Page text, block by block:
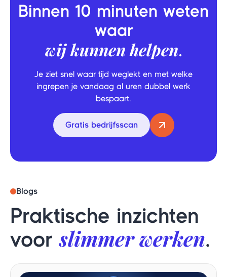
Binnen 10 minuten weten
waar
wij kunnen helpen.
Je ziet snel waar tijd weglekt en met welke
ingrepen je vandaag al uren dubbel werk
bespaart.
Gratis bedrijfsscan
Blogs
Praktische inzichten
voorslimmer werken.